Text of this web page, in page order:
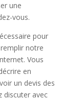
une
vous.
pour
notre
Vous
en
un devis des
discuter avec